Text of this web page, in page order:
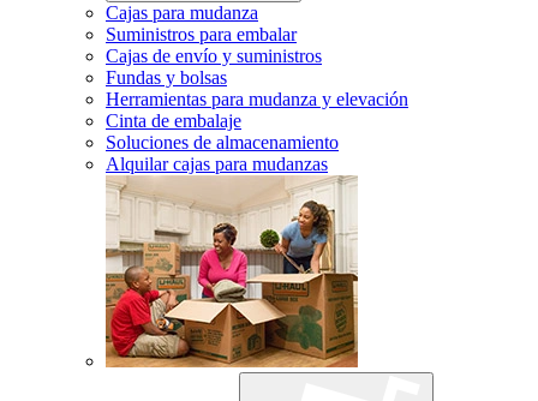
Cajas para mudanza
Suministros para embalar
Cajas de envío y suministros
Fundas y bolsas
Herramientas para mudanza y elevación
Cinta de embalaje
Soluciones de almacenamiento
Alquilar cajas para mudanzas